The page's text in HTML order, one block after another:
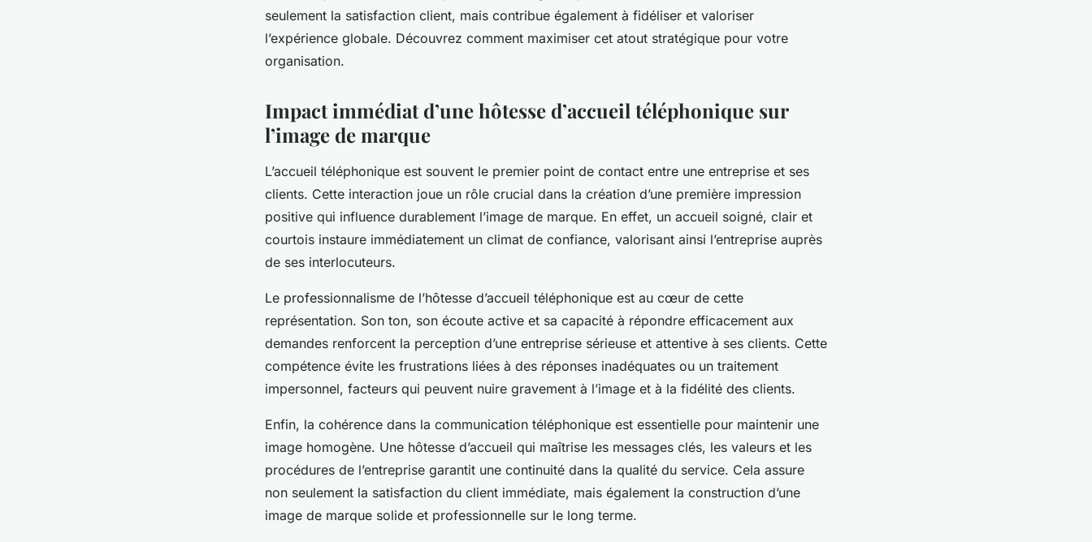
seulement la satisfaction client, mais contribue également à fidéliser et valoriser
l’expérience globale. Découvrez comment maximiser cet atout stratégique pour votre
organisation.
Impact immédiat d’une hôtesse d’accueil téléphonique sur
l’image de marque
L’accueil téléphonique est souvent le premier point de contact entre une entreprise et ses
clients. Cette interaction joue un rôle crucial dans la création d’une première impression
positive qui influence durablement l’image de marque. En effet, un accueil soigné, clair et
courtois instaure immédiatement un climat de confiance, valorisant ainsi l’entreprise auprès
de ses interlocuteurs.
Le professionnalisme de l’hôtesse d’accueil téléphonique est au cœur de cette
représentation. Son ton, son écoute active et sa capacité à répondre efficacement aux
demandes renforcent la perception d’une entreprise sérieuse et attentive à ses clients. Cette
compétence évite les frustrations liées à des réponses inadéquates ou un traitement
impersonnel, facteurs qui peuvent nuire gravement à l’image et à la fidélité des clients.
Enfin, la cohérence dans la communication téléphonique est essentielle pour maintenir une
image homogène. Une hôtesse d’accueil qui maîtrise les messages clés, les valeurs et les
procédures de l’entreprise garantit une continuité dans la qualité du service. Cela assure
non seulement la satisfaction du client immédiate, mais également la construction d’une
image de marque solide et professionnelle sur le long terme.